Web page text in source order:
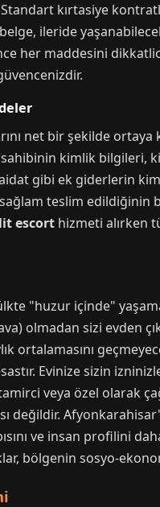
Standart kırtasiye
ileride
her maddesini
net bir şekilde
kimlik bilgileri,
gibi ek giderlerin
teslim
escort hizmeti alırken
"huzur içinde"
olmadan sizi evden
ortalamasını
Evinize sizin
veya özel olarak
değildir.
ve insan profilini
bölgenin sosyo-